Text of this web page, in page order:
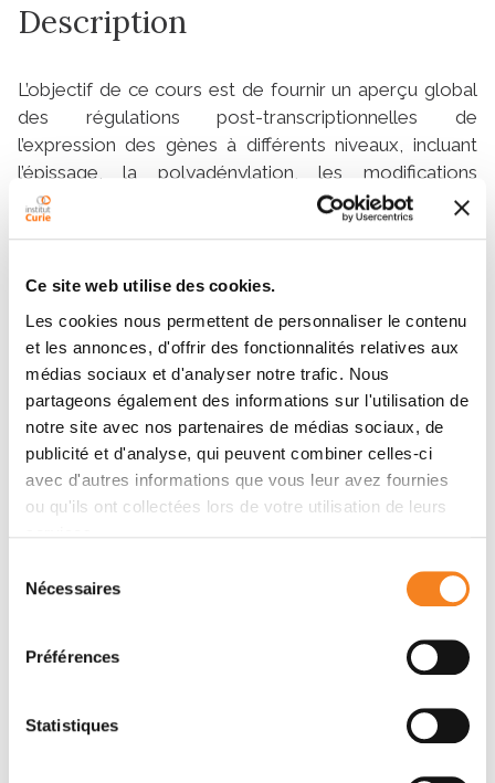
Ce site web utilise des cookies.
Les cookies nous permettent de personnaliser le contenu
et les annonces, d'offrir des fonctionnalités relatives aux
médias sociaux et d'analyser notre trafic. Nous
partageons également des informations sur l'utilisation de
notre site avec nos partenaires de médias sociaux, de
publicité et d'analyse, qui peuvent combiner celles-ci
avec d'autres informations que vous leur avez fournies
ou qu'ils ont collectées lors de votre utilisation de leurs
Nécessaires
Préférences
Statistiques
Description
L’objectif de ce cours est de fournir un aperçu global
des régulations post-transcriptionnelles de
l’expression des gènes à différents niveaux, incluant
l’épissage, la polyadénylation, les modifications
(épitranscriptome), la localisation, la traduction et la
dégradation des ARN (pré-)messagers. Outre les
domaine, le cours reposera aussi sur la contribution
active des participants et leurs interactions avec les
orateurs. Chaque participant présentera son projet
scientifique (poster, elevator pitch) et sera co-
chairman d’un orateur. En plus des longs temps de
discussion après les séminaires, les participants auront
l'opportunité de rencontrer les intervenants chaque
jour autour de pauses cafés et d'un déjeuner.
l'Enseignement
Une question sur le séminaire ?